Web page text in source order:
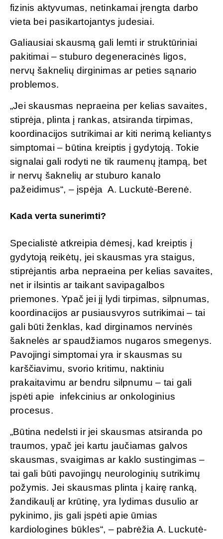
fizinis aktyvumas, netinkamai įrengta darbo
vieta bei pasikartojantys judesiai.
Galiausiai skausmą gali lemti ir struktūriniai
pakitimai – stuburo degeneracinės ligos,
nervų šaknelių dirginimas ar peties sąnario
problemos.
„Jei skausmas nepraeina per kelias savaites,
stiprėja, plinta į rankas, atsiranda tirpimas,
koordinacijos sutrikimai ar kiti nerimą keliantys
simptomai – būtina kreiptis į gydytoją. Tokie
signalai gali rodyti ne tik raumenų įtampą, bet
ir nervų šaknelių ar stuburo kanalo
pažeidimus“, – įspėja A. Luckutė-Berenė.
Kada verta sunerimti?
Specialistė atkreipia dėmesį, kad kreiptis į
gydytoją reikėtų, jei skausmas yra staigus,
stiprėjantis arba nepraeina per kelias savaites,
net ir ilsintis ar taikant savipagalbos
priemones. Ypač jei jį lydi tirpimas, silpnumas,
koordinacijos ar pusiausvyros sutrikimai – tai
gali būti ženklas, kad dirginamos nervinės
šaknelės ar spaudžiamos nugaros smegenys.
Pavojingi simptomai yra ir skausmas su
karščiavimu, svorio kritimu, naktiniu
prakaitavimu ar bendru silpnumu – tai gali
įspėti apie infekcinius ar onkologinius
procesus.
„Būtina nedelsti ir jei skausmas atsiranda po
traumos, ypač jei kartu jaučiamas galvos
skausmas, svaigimas ar kaklo sustingimas –
tai gali būti pavojingų neurologinių sutrikimų
požymis. Jei skausmas plinta į kairę ranką,
žandikaulį ar krūtinę, yra lydimas dusulio ar
pykinimo, jis gali įspėti apie ūmias
kardiologines būkles“, – pabrėžia A. Luckutė-